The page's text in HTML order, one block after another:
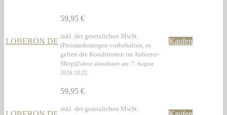
LOBERON DE
59,95 €
inkl. der gesetzlichen MwSt.
(Preisänderungen vorbehalten, es
gelten die Konditionen im Anbieter-
Shop)Zuletzt aktualisiert am: 7. August
2026 18:22
Kaufen
59,95 €
inkl. der gesetzlichen MwSt.